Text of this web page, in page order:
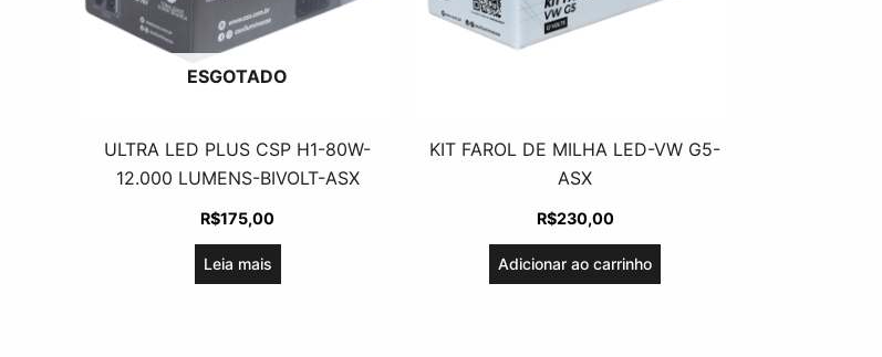
ESGOTADO
ULTRA LED PLUS CSP H1-80W-
12.000 LUMENS-BIVOLT-ASX
R$175,00
Leia mais
KIT FAROL DE MILHA LED-VW G5-
ASX
R$230,00
Adicionar ao carrinho